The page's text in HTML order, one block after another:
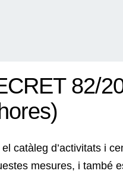
82/
catàleg d’activitats i
mesures, i també